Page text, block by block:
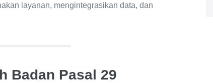
layanan, mengintegrasikan data, dan
Badan Pasal 29